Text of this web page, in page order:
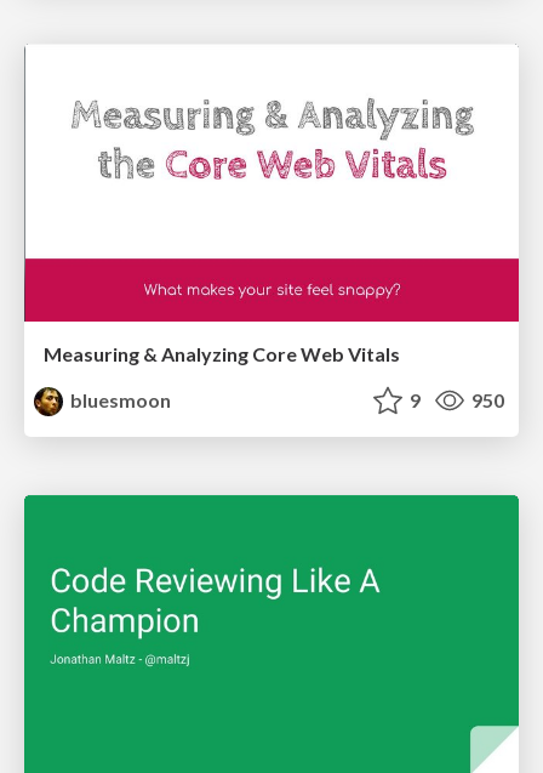
Measuring & Analyzing Core Web Vitals
bluesmoon
9 950